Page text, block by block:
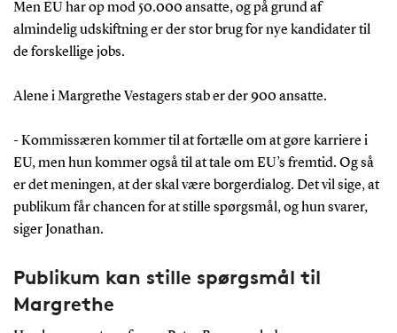
Men EU har op mod 50.000 ansatte, og på grund af
almindelig udskiftning er der stor brug for nye kandidater til
de forskellige jobs.
Alene i Margrethe Vestagers stab er der 900 ansatte.
- Kommissæren kommer til at fortælle om at gøre karriere i
EU, men hun kommer også til at tale om EU’s fremtid. Og så
er det meningen, at der skal være borgerdialog. Det vil sige, at
publikum får chancen for at stille spørgsmål, og hun svarer,
siger Jonathan.
Publikum kan stille spørgsmål til
Margrethe